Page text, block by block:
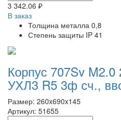
3 342.06 ₽
В заказ
Толщина металла 0,8
Степень защиты IP 41
Корпус 707Sv M2.0
УХЛ3 R5 3ф сч.,
Размер: 260x690x145
Артикул: 51655